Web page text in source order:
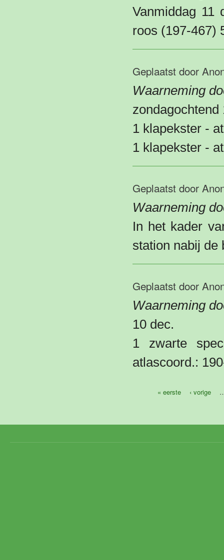
Vanmiddag 11
roos (197-467)
Geplaatst door
Waarneming
zondagochtend
1 klapekster -
1 klapekster -
Geplaatst door
Waarneming
In het kader
station nabij de
Geplaatst door
Waarneming
10 dec.
1 zwarte
atlascoord.:
Pagina's
« eerste ‹ vorige